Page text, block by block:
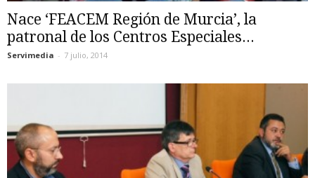
Nace ‘FEACEM Región de Murcia’, la
patronal de los Centros Especiales...
Servimedia - 7 julio, 2014